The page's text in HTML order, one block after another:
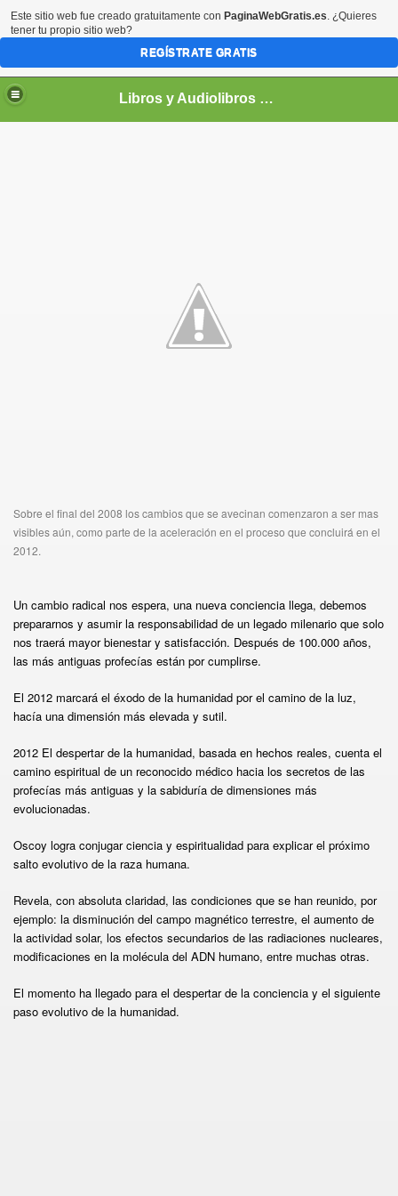
Libros y Audiolibros Para emprendedores
Sobre el final del 2008 los cambios que se avecinan comenzaron a ser mas
visibles aún, como parte de la aceleración en el proceso que concluirá en el
2012.
Un cambio radical nos espera, una nueva conciencia llega, debemos
prepararnos y asumir la responsabilidad de un legado milenario que solo
nos traerá mayor bienestar y satisfacción. Después de 100.000 años,
las más antiguas profecías están por cumplirse.
El 2012 marcará el éxodo de la humanidad por el camino de la luz,
hacía una dimensión más elevada y sutil.
2012 El despertar de la humanidad, basada en hechos reales, cuenta el
camino espiritual de un reconocido médico hacia los secretos de las
profecías más antiguas y la sabiduría de dimensiones más
evolucionadas.
Oscoy logra conjugar ciencia y espiritualidad para explicar el próximo
salto evolutivo de la raza humana.
Revela, con absoluta claridad, las condiciones que se han reunido, por
ejemplo: la disminución del campo magnético terrestre, el aumento de
la actividad solar, los efectos secundarios de las radiaciones nucleares,
modificaciones en la molécula del ADN humano, entre muchas otras.
El momento ha llegado para el despertar de la conciencia y el siguiente
paso evolutivo de la humanidad.
Este sitio web fue creado gratuitamente con PaginaWebGratis.es. ¿Quieres
tener tu propio sitio web?
REGÍSTRATE GRATIS